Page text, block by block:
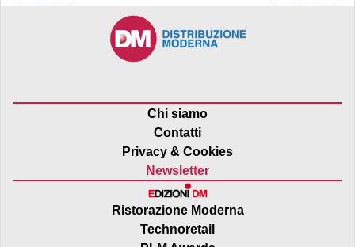
Chi siamo
Contatti
Privacy & Cookies
Newsletter
Ristorazione Moderna
Technoretail